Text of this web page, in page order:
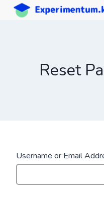
Перейти
Reset
Username or Email